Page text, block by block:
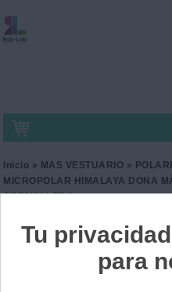
Inicio » MAS VESTUARIO »
MICROPOLAR HIMALAYA DONA
CREMALLERA